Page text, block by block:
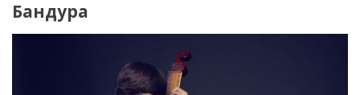
Бандура